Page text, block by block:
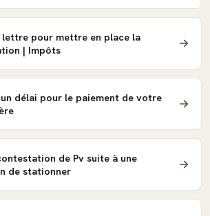
lettre pour mettre en place la
| Impôts
délai pour le paiement de votre
de Pv suite à une
de stationner